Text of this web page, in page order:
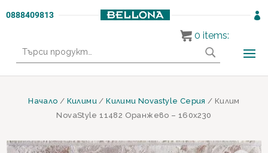
0888409813 
за:
Начало / Килими/Килими Novastyle Серия / Килим
NovaStyle 11482 Оранжево – 160х230
0 items: